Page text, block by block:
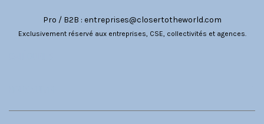
Pro / B2B : entreprises@closertotheworld.com
Exclusivement réservé aux entreprises, CSE, collectivités et agences.